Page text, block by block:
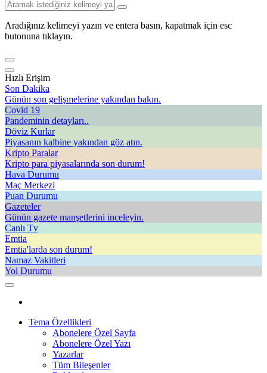
Aradığınız kelimeyi yazın ve entera basın, kapatmak için esc
butonuna tıklayın.
Hızlı Erişim
Son Dakika
Günün son gelişmelerine yakından bakın.
Covid 19
Pandeminin detayları..
Döviz Kurlar
Piyasanın kalbine yakından göz atın.
Kripto Paralar
Kripto para piyasalarında son durum!
Hava Durumu
Maç Merkezi
Puan Durumu
Gazeteler
Günün gazete manşetlerini inceleyin.
Canlı Tv
Emtia
Emtia'larda son durum!
Namaz Vakitleri
Yol Durumu
Tema Özellikleri
Abonelere Özel Sayfa
Abonelere Özel Yazı
Yazarlar
Tüm Bileşenler